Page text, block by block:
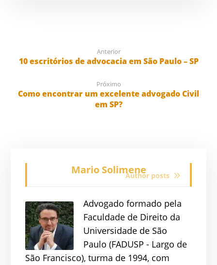
Anterior
10 escritórios de advocacia em São Paulo – SP
Próximo
Como encontrar um excelente advogado Civil
em SP?
Mario SolimeneAuthor posts
Advogado formado pela
Faculdade de Direito da
Universidade de São
Paulo (FADUSP - Largo de
São Francisco), turma de 1994, com